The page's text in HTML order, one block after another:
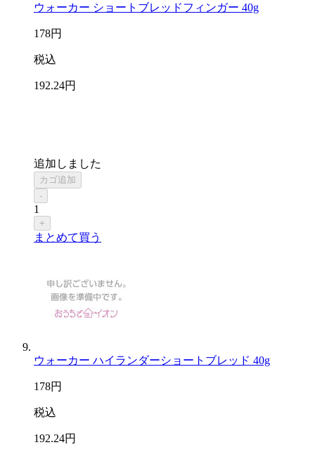
ウォーカー ショートブレッドフィンガー 40g
178円
税込
192.24円
追加しました
カゴ追加
-
1
+
まとめて買う
ウォーカー ハイランダーショートブレッド 40g
178円
税込
192.24円